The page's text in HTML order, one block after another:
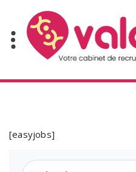
contenu
[easyjobs]
Rechercher :